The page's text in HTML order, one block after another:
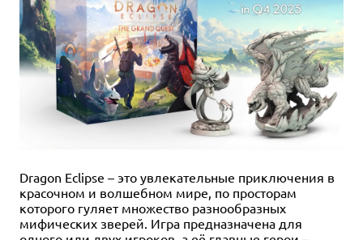
Dragon Eclipse – это увлекательные приключения в
красочном и волшебном мире, по просторам
которого гуляет множество разнообразных
мифических зверей. Игра предназначена для